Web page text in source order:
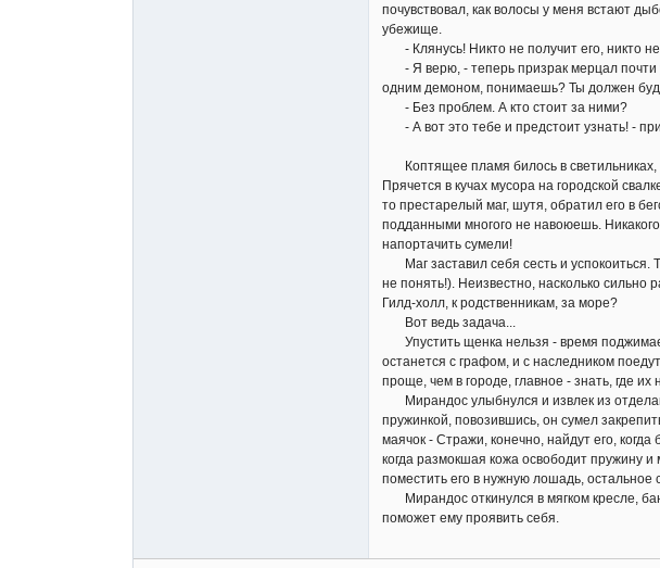
почувствовал, как волосы у меня встают
убежище.
- Клянусь! Никто не получит его, никто не
- Я верю, - теперь призрак мерцал почти
одним демоном, понимаешь? Ты должен
- Без проблем. А кто стоит за ними?
- А вот это тебе и предстоит узнать! -
Коптящее пламя билось в светильниках,
Прячется в кучах мусора на городской
то престарелый маг, шутя, обратил его в
подданными многого не навоюешь.
напортачить сумели!
Маг заставил себя сесть и успокоиться.
не понять!). Неизвестно, насколько сильно
Гилд-холл, к родственникам, за море?
Вот ведь задача...
Упустить щенка нельзя - время
останется с графом, и с наследником
проще, чем в городе, главное - знать, где их
Мирандос улыбнулся и извлек из
пружинкой, повозившись, он сумел
маячок - Стражи, конечно, найдут его,
когда размокшая кожа освободит пружину
поместить его в нужную лошадь, остальное
Мирандос откинулся в мягком кресле,
поможет ему проявить себя.